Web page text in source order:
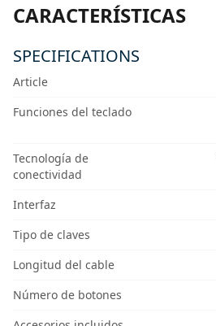
CARACTERÍSTICAS
SPECIFICATIONS
Article
Funciones del teclado
Tecnología de
conectividad
Interfaz
Tipo de claves
Longitud del cable
Número de botones